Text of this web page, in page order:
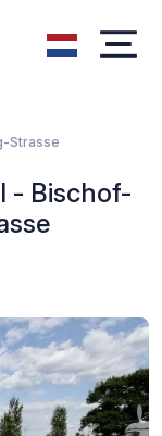
Strasse
- Bischof-